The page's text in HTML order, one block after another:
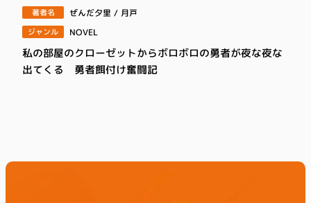
著者名 ぜんだ夕里 / 月戸
ジャンル NOVEL
私の部屋のクローゼットからボロボロの勇者が夜な夜な
出てくる 勇者餌付け奮闘記